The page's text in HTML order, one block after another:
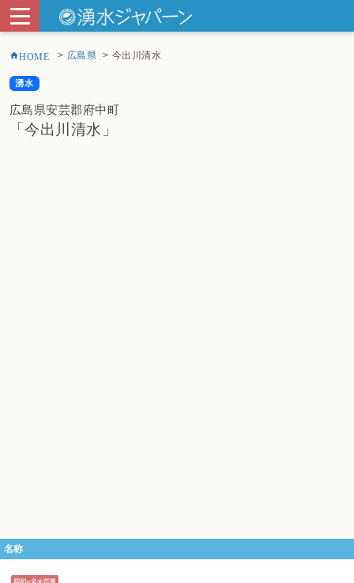
HOME 広島県 今出川清水
湧水
広島県安芸郡府中町
「今出川清水」
名称